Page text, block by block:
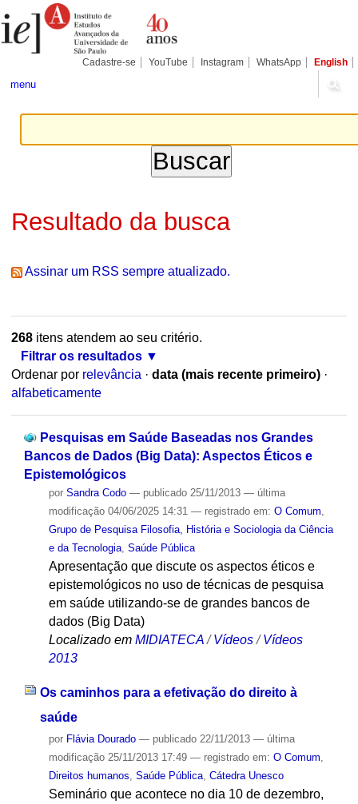
para
conteúdo.
Pessoais
Cadastre-se YouTube Instagram WhatsApp English
menu
Resultado da busca
Assinar um RSS sempre atualizado.
268itens atendem ao seu critério.
Filtrar os resultados
Ordenar por relevância · data (mais recente primeiro) ·
alfabeticamente
Pesquisas em Saúde Baseadas nos Grandes
Bancos de Dados (Big Data): Aspectos Éticos e
Epistemológicos
por Sandra Codo — publicado25/11/2013 — última
modificação04/06/2025 14:31 — registrado em: O Comum
Grupo de Pesquisa Filosofia, História e Sociologia da Ciência
e da Tecnologia, Saúde Pública
Apresentação que discute os aspectos éticos e
epistemológicos no uso de técnicas de pesquisa
em saúde utilizando-se de grandes bancos de
dados (Big Data)
Localizado em MIDIATECA /Vídeos /Vídeos
2013
Os caminhos para a efetivação do direito à
saúde
por Flávia Dourado — publicado22/11/2013 — última
modificação25/11/2013 17:49 — registrado em: O Comum
Direitos humanos Saúde Pública, Cátedra Unesco
Seminário que acontece no dia 10 de dezembro,